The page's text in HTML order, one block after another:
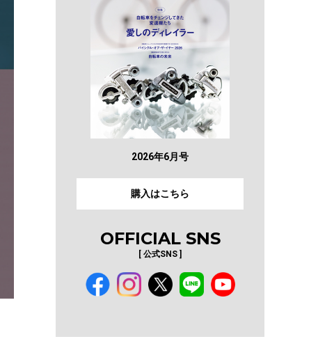
2026年6月号
購入はこちら
OFFICIAL SNS
[ 公式SNS ]